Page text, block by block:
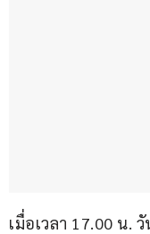
เมื่อเวลา 17.00 น.